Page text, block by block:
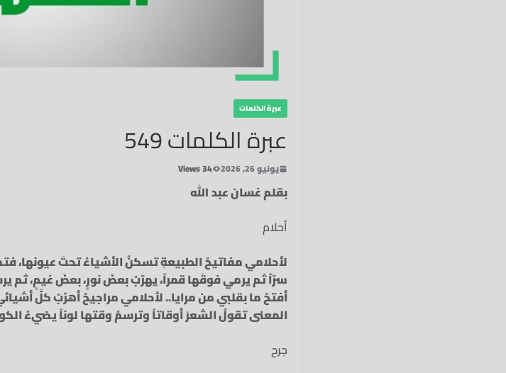
عبرة الكلمات
عبرة الكلمات 549
يونيو 26, 2026 34 Views
بقلم غسان عبد الله
أحلام
لأحلامي مفاتيحُ الطبيعةِ تسكنُ الأشياءُ تحتَ عيونها،
سرّاً ثم يرمي فوقَها قمراً، يهرّبُ بعضَ نورٍ، بعضَ غيمٍ، ثم
أفتحُ ما بقلبي من مرايا.. لأحلامي مراجيحُ أهرّبُ كلَّ
المعنى تقولُ الشعرَ أوقاتاً وترسمُ وقتها لوناً يضيءُ
جرح